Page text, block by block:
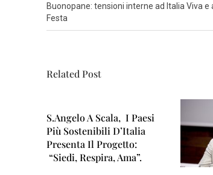
Buonopane: tensioni interne ad Italia Viva e
Festa
Related Post
S.Angelo A Scala, I Paesi
Più Sostenibili D’Italia
Presenta Il Progetto:
“Siedi, Respira, Ama”.